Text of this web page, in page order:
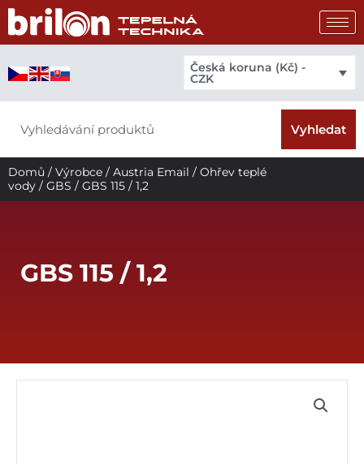
Přeskočit
obsah
Česká koruna (Kč) -
CZK
Vyhledat
Domů / Výrobce / Austria Email / Ohřev teplé
vody / GBS / GBS 115 / 1,2
GBS 115 / 1,2